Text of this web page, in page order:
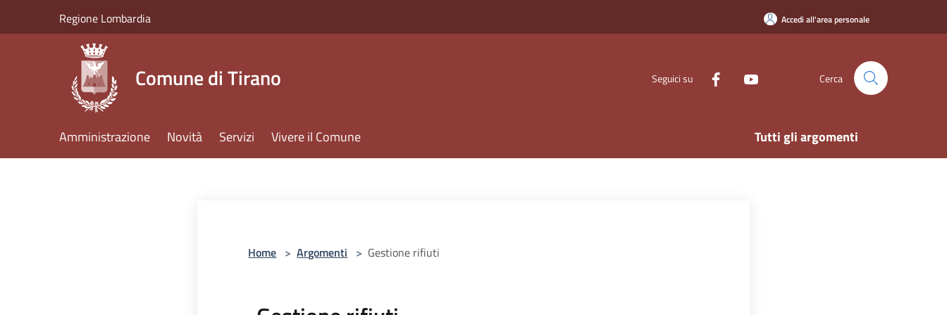
Regione Lombardia Accedi all'area personale
Comune di Tirano Seguici su Cerca
Amministrazione Novità Servizi Vivere il Comune Tutti gli argomenti
Home > Argomenti > Gestione rifiuti